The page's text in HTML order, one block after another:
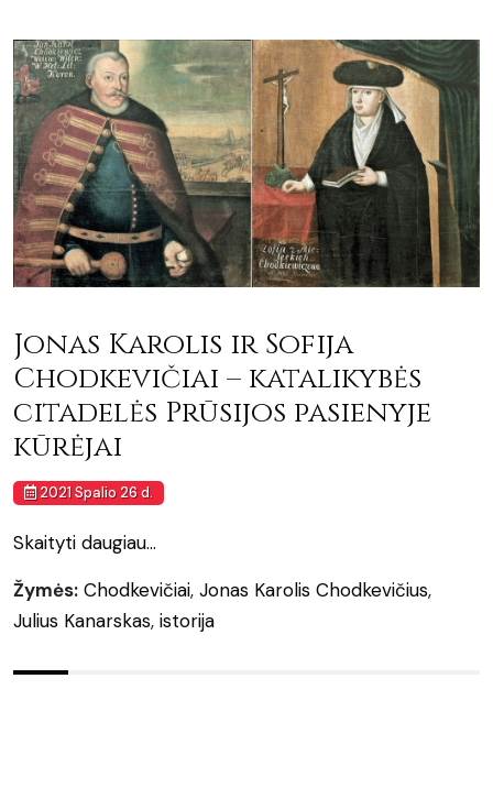
Jonas Karolis ir Sofija
Chodkevičiai – katalikybės
citadelės Prūsijos pasienyje
kūrėjai
2021 Spalio 26 d.
Skaityti daugiau...
Žymės: Chodkevičiai, Jonas Karolis Chodkevičius,
Julius Kanarskas, istorija